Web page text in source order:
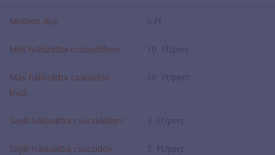
Modem díja: 0 Ft
Más hálózatba csúcsidőben: 10 Ft/perc
Más hálózatba csúcsidőn
kívül:
10 Ft/perc
Saját hálózatba csúcsidőben: 3 Ft/perc
Saját hálózatba csúcsidőn
3 Ft/perc